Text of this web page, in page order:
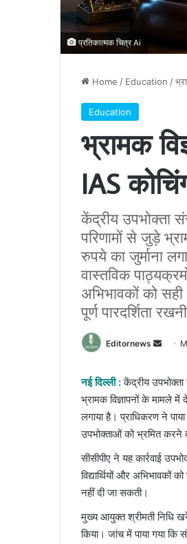
प्रतिकात्मक चित्र Ai
Home / Education /
Education
भ्रामक
IAS
केंद्रीय उपभोक्ता
परिणामों से जुड़े
रुपये का जुर्माना
वास्तविक
अभिभावकों को सही
पूर्ण पारदर्शिता
Editornews
Send
email
नई दिल्ली : केंद्रीय
भ्रामक विज्ञापनों के मामले
लगाया है। प्राधिकरण ने
उपभोक्ताओं को भ्रमित करने
सीसीपीए ने यह कार्रवाई
विद्यार्थियों और अभिभावकों
नहीं दी जा सकती।
मुख्य आयुक्त श्रीमती निधि
किया। जांच में पाया गया कि